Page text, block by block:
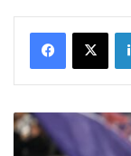
Zuriko
Davitashvili